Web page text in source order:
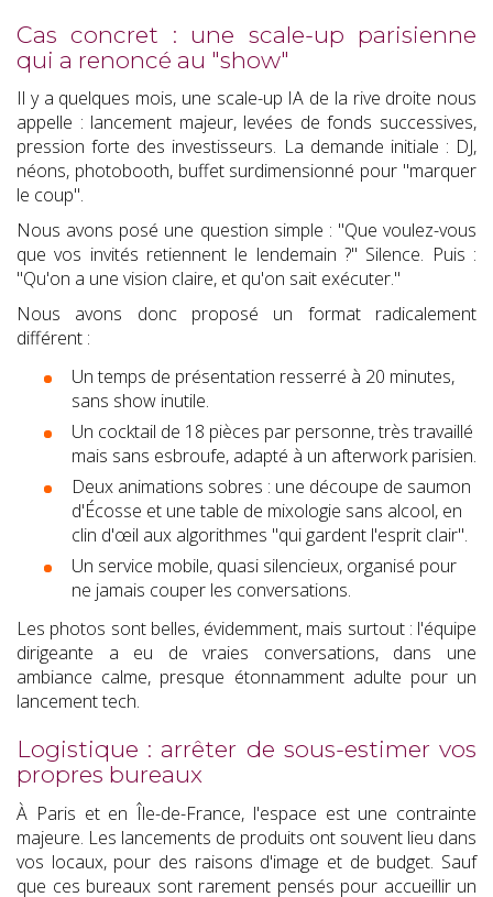
Cas concret : une scale-up parisienne
qui a renoncé au "show"
Il y a quelques mois, une scale-up IA de la rive droite nous
appelle : lancement majeur, levées de fonds successives,
pression forte des investisseurs. La demande initiale : DJ,
néons, photobooth, buffet surdimensionné pour "marquer
le coup".
Nous avons posé une question simple : "Que voulez-vous
que vos invités retiennent le lendemain ?" Silence. Puis :
"Qu'on a une vision claire, et qu'on sait exécuter."
Nous avons donc proposé un format radicalement
différent :
Un temps de présentation resserré à 20 minutes,
sans show inutile.
Un cocktail de 18 pièces par personne, très travaillé
mais sans esbroufe, adapté à un afterwork parisien.
Deux animations sobres : une découpe de saumon
d'Écosse et une table de mixologie sans alcool, en
clin d'œil aux algorithmes "qui gardent l'esprit clair".
Un service mobile, quasi silencieux, organisé pour
ne jamais couper les conversations.
Les photos sont belles, évidemment, mais surtout : l'équipe
dirigeante a eu de vraies conversations, dans une
ambiance calme, presque étonnamment adulte pour un
lancement tech.
Logistique : arrêter de sous-estimer vos
propres bureaux
À Paris et en Île-de-France, l'espace est une contrainte
majeure. Les lancements de produits ont souvent lieu dans
vos locaux, pour des raisons d'image et de budget. Sauf
que ces bureaux sont rarement pensés pour accueillir un